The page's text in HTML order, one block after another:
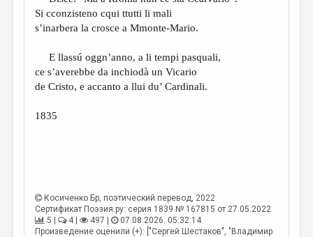
РЕЦЕНЗИРОВАНИЕ
ЦИКЛЫ ПУБЛИКАЦИЙ
ТРЕДИАКОВСКИЙ
МЕДИА
Si cconzisteno cqui ttutti li mali
s’inarbera la crosce a Mmonte-Mario.
E llassú oggn’anno, a li tempi pasquali,
ce s’averebbe da inchiodà un Vicario
de Cristo, e accanto a llui du’ Cardinali.
1835
Косиченко Бр, поэтический перевод, 2022
Сертификат Поэзия.ру: серия 1839 № 167815 от 27.05.2022
5 |
4 | 497 |
07.08.2026. 05:32:14
Произведение оценили (+): ["Сергей Шестаков", "Владимир